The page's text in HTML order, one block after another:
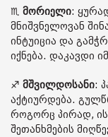
♏️ მორიელი:
მნიშვნელოვან
ინტუიცია და
იქნება. დაკავდი
♐️ მშვილდოსანი:
აქტიურდება.
როგორც პირად,
შეთანხმების